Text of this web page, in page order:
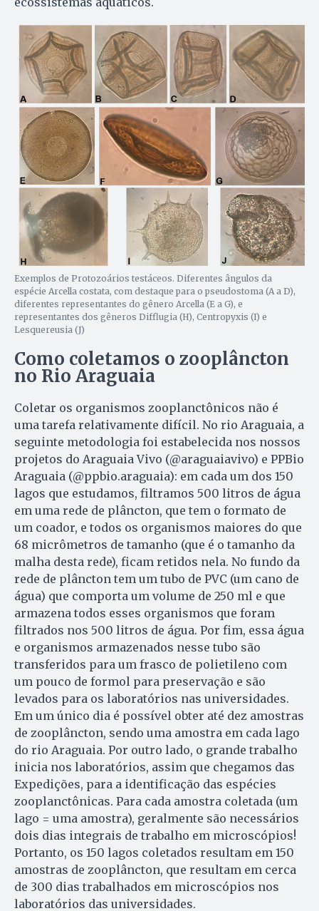
Exemplos de Protozoários testáceos. Diferentes ângulos da
espécie Arcella costata, com destaque para o pseudostoma (A a D),
diferentes representantes do gênero Arcella (E a G), e
representantes dos gêneros Difflugia (H), Centropyxis (I) e
Lesquereusia (J)
Como coletamos o zooplâncton
no Rio Araguaia
Coletar os organismos zooplanctônicos não é
uma tarefa relativamente difícil. No rio Araguaia, a
seguinte metodologia foi estabelecida nos nossos
projetos do Araguaia Vivo (@araguaiavivo) e PPBio
Araguaia (@ppbio.araguaia): em cada um dos 150
lagos que estudamos, filtramos 500 litros de água
em uma rede de plâncton, que tem o formato de
um coador, e todos os organismos maiores do que
68 micrômetros de tamanho (que é o tamanho da
malha desta rede), ficam retidos nela. No fundo da
rede de plâncton tem um tubo de PVC (um cano de
água) que comporta um volume de 250 ml e que
armazena todos esses organismos que foram
filtrados nos 500 litros de água. Por fim, essa água
e organismos armazenados nesse tubo são
transferidos para um frasco de polietileno com
um pouco de formol para preservação e são
levados para os laboratórios nas universidades.
Em um único dia é possível obter até dez amostras
de zooplâncton, sendo uma amostra em cada lago
do rio Araguaia. Por outro lado, o grande trabalho
inicia nos laboratórios, assim que chegamos das
Expedições, para a identificação das espécies
zooplanctônicas. Para cada amostra coletada (um
lago = uma amostra), geralmente são necessários
dois dias integrais de trabalho em microscópios!
Portanto, os 150 lagos coletados resultam em 150
amostras de zooplâncton, que resultam em cerca
de 300 dias trabalhados em microscópios nos
laboratórios das universidades.